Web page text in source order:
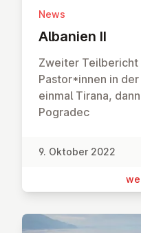
News
Albanien II
Zweiter Teilbericht
Pastor*innen in
einmal Tirana,
Pogradec
9. Oktober 2022